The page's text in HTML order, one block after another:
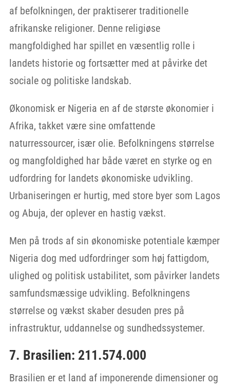
af befolkningen, der praktiserer traditionelle
afrikanske religioner. Denne religiøse
mangfoldighed har spillet en væsentlig rolle i
landets historie og fortsætter med at påvirke det
sociale og politiske landskab.
Økonomisk er Nigeria en af de største økonomier i
Afrika, takket være sine omfattende
naturressourcer, især olie. Befolkningens størrelse
og mangfoldighed har både været en styrke og en
udfordring for landets økonomiske udvikling.
Urbaniseringen er hurtig, med store byer som Lagos
og Abuja, der oplever en hastig vækst.
Men på trods af sin økonomiske potentiale kæmper
Nigeria dog med udfordringer som høj fattigdom,
ulighed og politisk ustabilitet, som påvirker landets
samfundsmæssige udvikling. Befolkningens
størrelse og vækst skaber desuden pres på
infrastruktur, uddannelse og sundhedssystemer.
7. Brasilien: 211.574.000
Brasilien er et land af imponerende dimensioner og